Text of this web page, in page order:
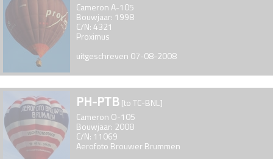
Cameron A-105
Bouwjaar: 1998
C/N: 4321
Proximus
uitgeschreven 07-08-2008
PH-PTB[to TC-BNL]
Cameron O-105
Bouwjaar: 2008
C/N: 11069
Aerofoto Brouwer Brummen